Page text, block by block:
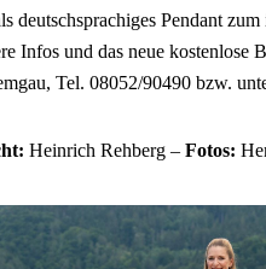
deutschsprachiges Pendant
Infos und das neue kostenlose
Tel. 08052/90490 bzw.
Heinrich Rehberg – Fotos: